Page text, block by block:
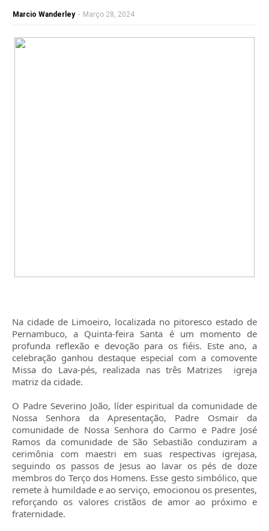
Marcio Wanderley - Março 28, 2024
Na cidade de Limoeiro, localizada no pitoresco estado de
Pernambuco, a Quinta-feira Santa é um momento de
profunda reflexão e devoção para os fiéis. Este ano, a
celebração ganhou destaque especial com a comovente
Missa do Lava-pés, realizada nas três Matrizes igreja
matriz da cidade.
O Padre Severino João, líder espiritual da comunidade de
Nossa Senhora da Apresentação, Padre Osmair da
comunidade de Nossa Senhora do Carmo e Padre José
Ramos da comunidade de São Sebastião conduziram a
cerimônia com maestri em suas respectivas igrejasa,
seguindo os passos de Jesus ao lavar os pés de doze
membros do Terço dos Homens. Esse gesto simbólico, que
remete à humildade e ao serviço, emocionou os presentes,
reforçando os valores cristãos de amor ao próximo e
fraternidade.